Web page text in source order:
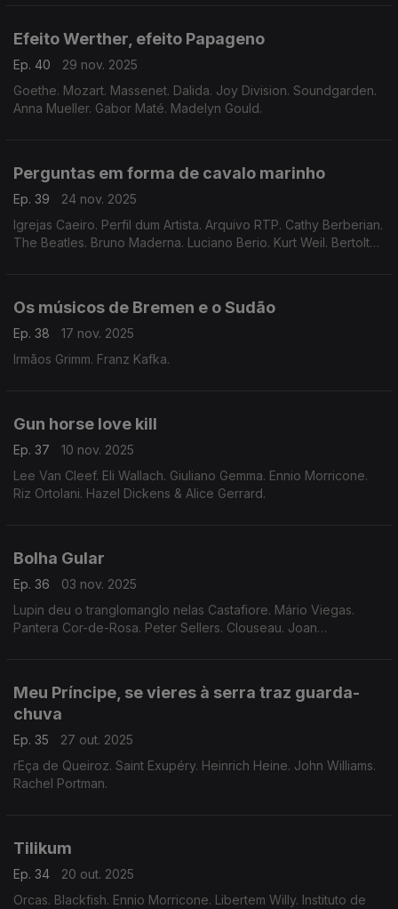
Efeito Werther, efeito Papageno
Ep. 40
29 nov. 2025
Goethe. Mozart. Massenet. Dalida. Joy Division. Soundgarden.
Anna Mueller. Gabor Maté. Madelyn Gould.
Perguntas em forma de cavalo marinho
Ep. 39
24 nov. 2025
Igrejas Caeiro. Perfil dum Artista. Arquivo RTP. Cathy Berberian.
The Beatles. Bruno Maderna. Luciano Berio. Kurt Weil. Bertolt
Os músicos de Bremen e o Sudão
Ep. 38
17 nov. 2025
Irmãos Grimm. Franz Kafka.
Gun horse love kill
Ep. 37
10 nov. 2025
Lee Van Cleef. Eli Wallach. Giuliano Gemma. Ennio Morricone.
Riz Ortolani. Hazel Dickens & Alice Gerrard.
Bolha Gular
Ep. 36
03 nov. 2025
Lupin deu o tranglomanglo nelas Castafiore. Mário Viegas.
Pantera Cor-de-Rosa. Peter Sellers. Clouseau. Joan
Meu Príncipe, se vieres à serra traz guarda-
chuva
Ep. 35
27 out. 2025
rEça de Queiroz. Saint Exupéry. Heinrich Heine. John Williams.
Rachel Portman.
Tilikum
Ep. 34
20 out. 2025
Orcas. Blackfish. Ennio Morricone. Libertem Willy. Instituto de